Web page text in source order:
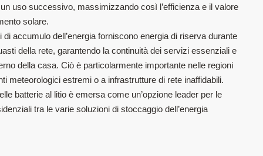
uso successivo, massimizzando così l’efficienza e il valore
solare.
di accumulo dell’energia forniscono energia di riserva durante
della rete, garantendo la continuità dei servizi essenziali e
della casa. Ciò è particolarmente importante nelle regioni
meteorologici estremi o a infrastrutture di rete inaffidabili.
batterie al litio è emersa come un’opzione leader per le
tra le varie soluzioni di stoccaggio dell’energia